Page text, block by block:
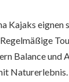
Kajaks eignen
Balance und
Naturerlebnis.